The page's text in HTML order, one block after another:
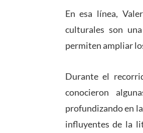
En esa línea,
culturales son
permiten ampliar
Durante el
conocieron
profundizando en
influyentes de la